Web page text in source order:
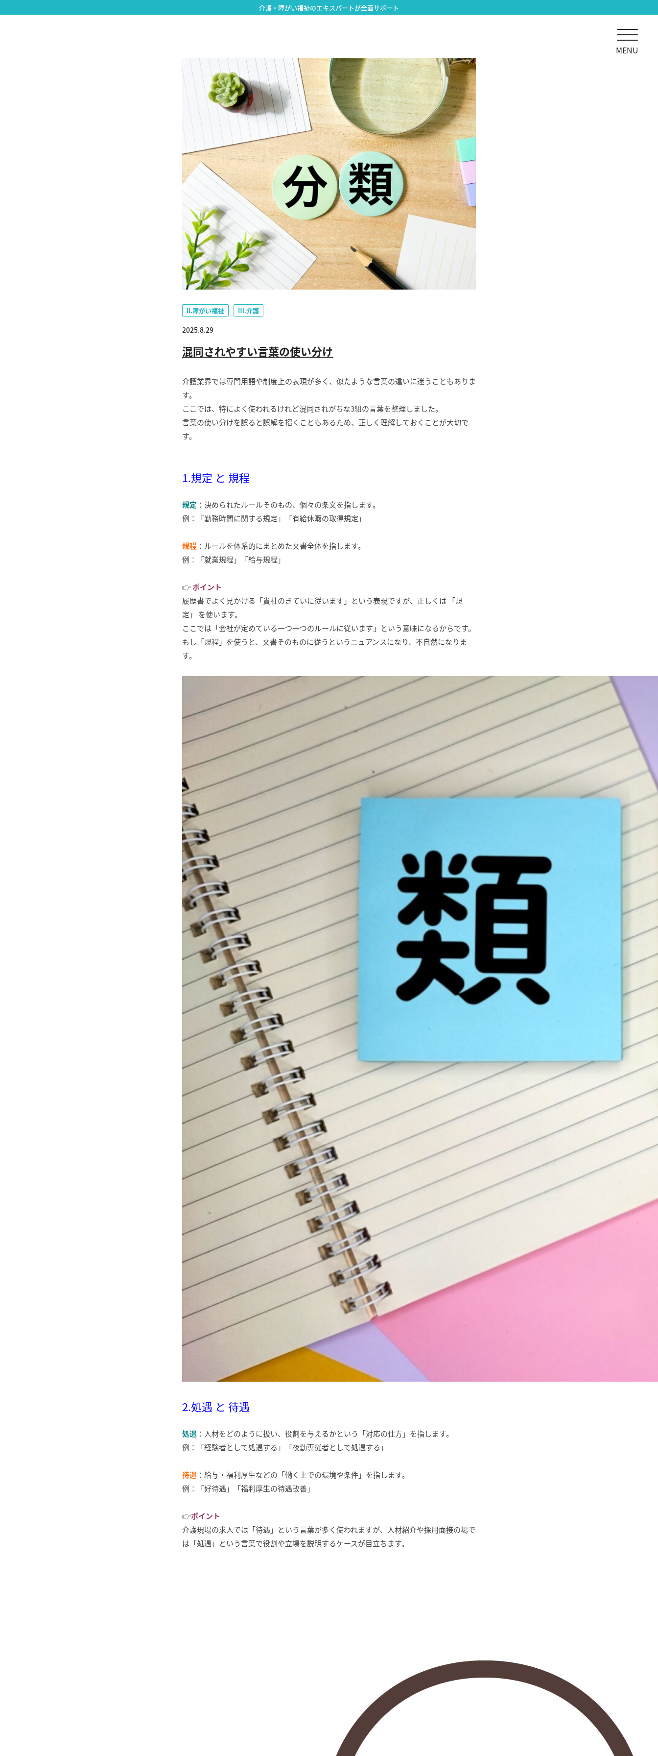
介護・障がい福祉のエキスパートが全面サポート
II.障がい福祉 Ⅲ.介護
2025.8.29
混同されやすい言葉の使い分け
介護業界では専門用語や制度上の表現が多く、似たような言葉の違いに迷うこともありま
す。
ここでは、特によく使われるけれど混同されがちな3組の言葉を整理しました。
言葉の使い分けを誤ると誤解を招くこともあるため、正しく理解しておくことが大切で
す。
1.規定 と 規程
規定 ：決められたルールそのもの、個々の条文を指します。
例：「勤務時間に関する規定」「有給休暇の取得規定」
規程 ：ルールを体系的にまとめた文書全体を指します。
例：「就業規程」「給与規程」
👉ポイント
履歴書でよく見かける「貴社のきていに従います」という表現ですが、正しくは 「規
定」 を使います。
ここでは「会社が定めている一つ一つのルールに従います」という意味になるからです。
もし「規程」を使うと、文書そのものに従うというニュアンスになり、不自然になりま
す。
2.処遇 と 待遇
処遇 ：人材をどのように扱い、役割を与えるかという「対応の仕方」を指します。
例：「経験者として処遇する」「夜勤専従者として処遇する」
待遇 ：給与・福利厚生などの「働く上での環境や条件」を指します。
例：「好待遇」「福利厚生の待遇改善」
👉ポイント
介護現場の求人では「待遇」という言葉が多く使われますが、人材紹介や採用面接の場で
は「処遇」という言葉で役割や立場を説明するケースが目立ちます。